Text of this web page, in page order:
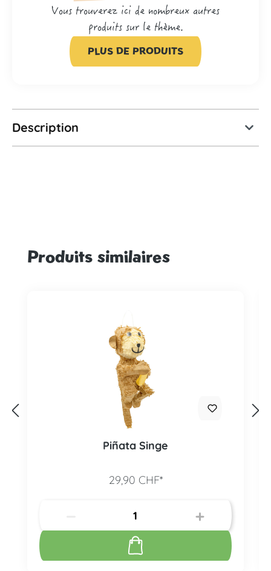
Vous trouverez ici de nombreux autres
produits sur le thème.
PLUS DE PRODUITS
Description
Ignorer la galerie de produits
Produits similaires
Piñata Singe
29,90 CHF*